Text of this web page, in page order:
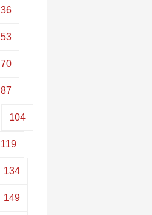
36
53
70
87
104
119
134
149